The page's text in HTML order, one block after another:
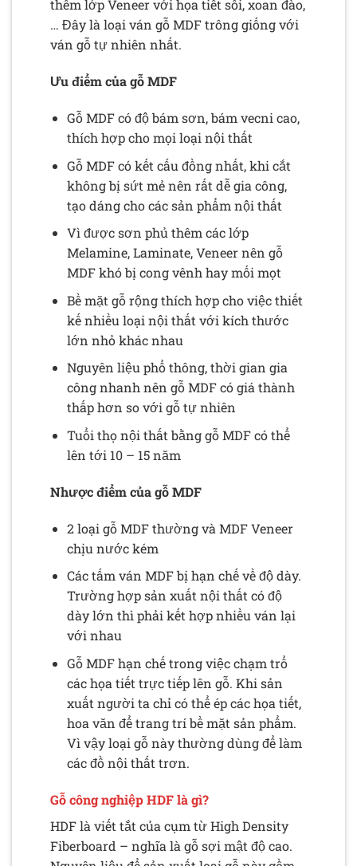
thêm lớp Veneer với họa tiết sồi, xoan đào,
… Đây là loại ván gỗ MDF trông giống với
ván gỗ tự nhiên nhất.
Ưu điểm của gỗ MDF
Gỗ MDF có độ bám sơn, bám vecni cao,
thích hợp cho mọi loại nội thất
Gỗ MDF có kết cấu đồng nhất, khi cắt
không bị sứt mẻ nên rất dễ gia công,
tạo dáng cho các sản phẩm nội thất
Vì được sơn phủ thêm các lớp
Melamine, Laminate, Veneer nên gỗ
MDF khó bị cong vênh hay mối mọt
Bề mặt gỗ rộng thích hợp cho việc thiết
kế nhiều loại nội thất với kích thước
lớn nhỏ khác nhau
Nguyên liệu phổ thông, thời gian gia
công nhanh nên gỗ MDF có giá thành
thấp hơn so với gỗ tự nhiên
Tuổi thọ nội thất bằng gỗ MDF có thể
lên tới 10 – 15 năm
Nhược điểm của gỗ MDF
2 loại gỗ MDF thường và MDF Veneer
chịu nước kém
Các tấm ván MDF bị hạn chế về độ dày.
Trường hợp sản xuất nội thất có độ
dày lớn thì phải kết hợp nhiều ván lại
với nhau
Gỗ MDF hạn chế trong việc chạm trổ
các họa tiết trực tiếp lên gỗ. Khi sản
xuất người ta chỉ có thể ép các họa tiết,
hoa văn để trang trí bề mặt sản phẩm.
Vì vậy loại gỗ này thường dùng để làm
các đồ nội thất trơn.
Gỗ công nghiệp HDF là gì?
HDF là viết tắt của cụm từ High Density
Fiberboard – nghĩa là gỗ sợi mật độ cao.